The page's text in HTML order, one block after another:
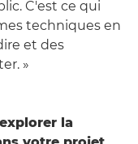
C'est ce qui
techniques en
et des
»
la